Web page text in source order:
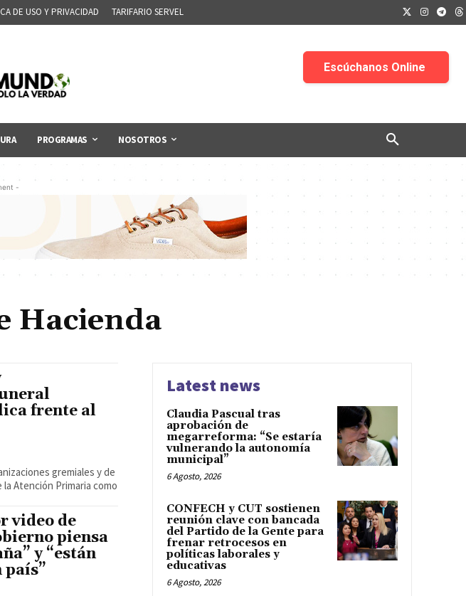
DE USO Y PRIVACIDAD TARIFARIO SERVEL
PROGRAMAS NOSOTROS
-
Hacienda
frente al
gremiales y de
Atención Primaria como
video de
piensa
y “están
país”
Latest news
Claudia Pascual tras
aprobación de
megarreforma: “Se estaría
vulnerando la autonomía
municipal”
6 Agosto, 2026
CONFECH y CUT sostienen
reunión clave con bancada
del Partido de la Gente para
frenar retrocesos en
políticas laborales y
educativas
6 Agosto, 2026